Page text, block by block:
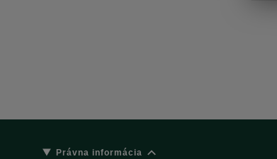
Právna informácia